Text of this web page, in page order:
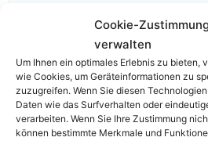
Cookie-
verwalten
Um Ihnen ein optimales Erlebnis zu bieten,
wie Cookies, um Geräteinformationen zu
zuzugreifen. Wenn Sie diesen
Daten wie das Surfverhalten oder
verarbeiten. Wenn Sie Ihre Zustimmung
können bestimmte Merkmale und
Einfach in 3
Schritten einen